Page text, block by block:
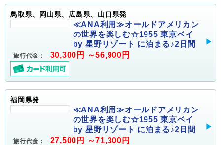
鳥取県、岡山県、広島県、山口県発
≪ANA利用≫オールドアメリカン
の世界を楽しむ☆1955 東京ベイ
by 星野リゾート に泊まる♪2日間
旅行代金： 30,300円 ～56,900円
福岡県発
≪ANA利用≫オールドアメリカン
の世界を楽しむ☆1955 東京ベイ
by 星野リゾート に泊まる♪2日間
旅行代金： 27,500円 ～71,300円